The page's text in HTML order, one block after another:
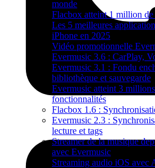
monde
Flacbox atteint 1 million
Les 5 meilleures
iPhone en 2025
Vidéo promotionnelle
Evermusic 3.6 : CarPlay,
Evermusic 3.1 : Fondu
bibliothèque et sauvegarde
Evermusic atteint 3
fonctionnalités
Flacbox 1.6 :
Evermusic 2.3 :
lecture et tags
Streamer de la musique
avec Evermusic
Streaming audio iOS avec